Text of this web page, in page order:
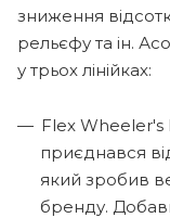
зниження
рельєфу та ін.
у трьох лінійках:
Flex Wheeler's
приєднався
який зробив
бренду.